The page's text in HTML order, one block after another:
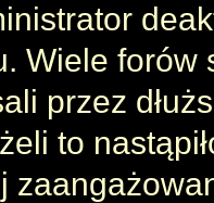
Wiele forów
przez
to